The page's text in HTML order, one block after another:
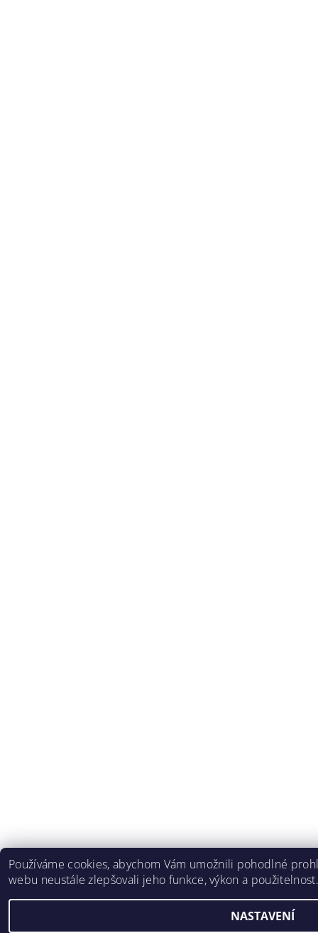
Používáme cookies, abychom Vám umožnili pohodlné
webu neustále zlepšovali jeho funkce, výkon a
NASTAVENÍ